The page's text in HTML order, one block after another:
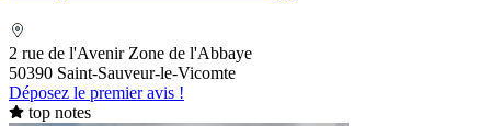
2 rue de l'Avenir Zone de l'Abbaye
50390 Saint-Sauveur-le-Vicomte
Déposez le premier avis !
top notes